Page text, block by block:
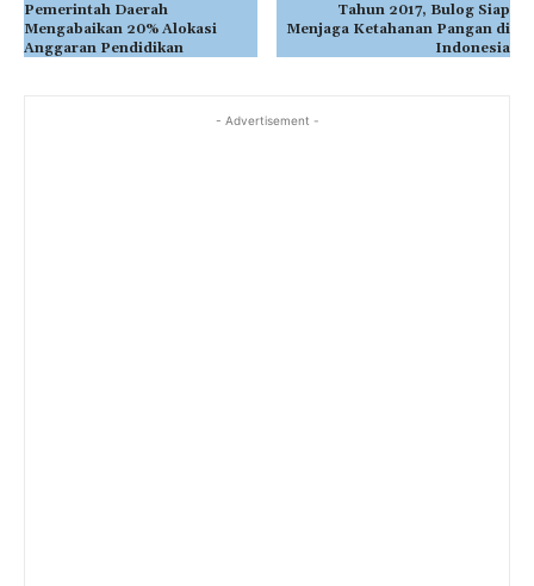
Pemerintah Daerah
Mengabaikan 20% Alokasi
Anggaran Pendidikan
Tahun 2017, Bulog Siap
Menjaga Ketahanan Pangan di
Indonesia
- Advertisement -